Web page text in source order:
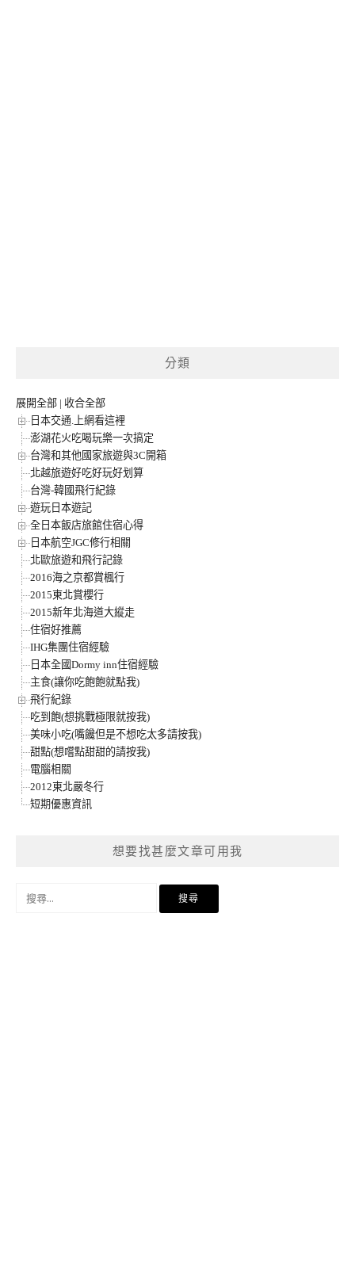
分類
展開全部 | 收合全部
日本交通.上網看這裡
澎湖花火吃喝玩樂一次搞定
台灣和其他國家旅遊與3C開箱
北越旅遊好吃好玩好划算
台灣-韓國飛行紀錄
遊玩日本遊記
全日本飯店旅館住宿心得
日本航空JGC修行相關
北歐旅遊和飛行記錄
2016海之京都賞楓行
2015東北賞櫻行
2015新年北海道大縱走
住宿好推薦
IHG集團住宿經驗
日本全國Dormy inn住宿經驗
主食(讓你吃飽飽就點我)
飛行紀錄
吃到飽(想挑戰極限就按我)
美味小吃(嘴饞但是不想吃太多請按我)
甜點(想嚐點甜甜的請按我)
電腦相關
2012東北嚴冬行
短期優惠資訊
想要找甚麼文章可用我